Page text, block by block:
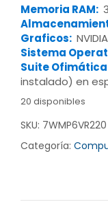
Memoria RAM:
Graficos:
Sistema
Suite
instalado) en
20 disponibles
SKU: 7WMP6VR220
Categoría: